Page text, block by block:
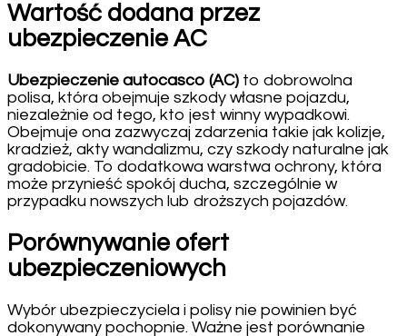
Wartość dodana przez
ubezpieczenie AC
Ubezpieczenie autocasco (AC) to dobrowolna
polisa, która obejmuje szkody własne pojazdu,
niezależnie od tego, kto jest winny wypadkowi.
Obejmuje ona zazwyczaj zdarzenia takie jak kolizje,
kradzież, akty wandalizmu, czy szkody naturalne jak
gradobicie. To dodatkowa warstwa ochrony, która
może przynieść spokój ducha, szczególnie w
przypadku nowszych lub droższych pojazdów.
Porównywanie ofert
ubezpieczeniowych
Wybór ubezpieczyciela i polisy nie powinien być
dokonywany pochopnie. Ważne jest porównanie